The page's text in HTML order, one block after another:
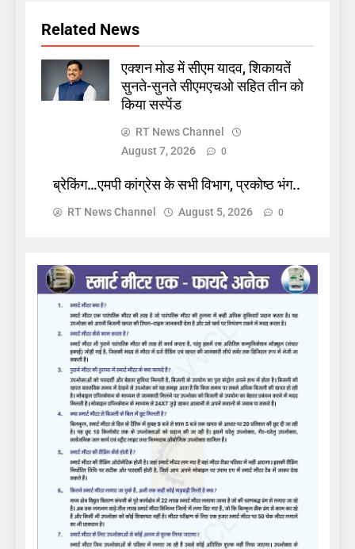
Related News
एक्शन मोड में सीएम यादव, शिकायतें
सुनते-सुनते सीएमएचओ सहित तीन को
किया सस्पेंड
RT News Channel
August 7, 2026
0
ब्रेकिंग…एमपी कांग्रेस के सभी विभाग, प्रकोष्ठ भंग..
RT News Channel August 5, 2026 0